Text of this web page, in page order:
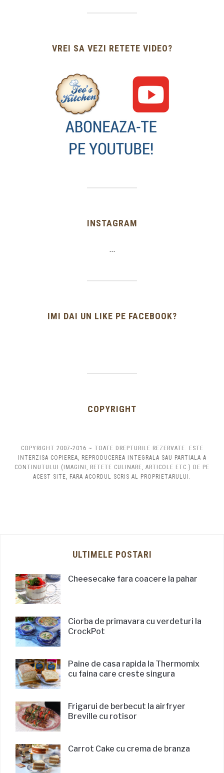
VREI SA VEZI RETETE VIDEO?
INSTAGRAM
…
IMI DAI UN LIKE PE FACEBOOK?
COPYRIGHT
COPYRIGHT 2007-2016 ~ TOATE DREPTURILE REZERVATE. ESTE
INTERZISA COPIEREA, REPRODUCEREA INTEGRALA SAU PARTIALA A
CONTINUTULUI (IMAGINI, RETETE CULINARE, ARTICOLE ETC.) DE PE
ACEST SITE, FARA ACORDUL SCRIS AL PROPRIETARULUI.
ULTIMELE POSTARI
Cheesecake fara coacere la pahar
Ciorba de primavara cu verdeturi la
CrockPot
Paine de casa rapida la Thermomix
cu faina care creste singura
Frigarui de berbecut la airfryer
Breville cu rotisor
Carrot Cake cu crema de branza